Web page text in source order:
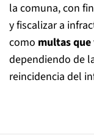
la comuna, con
y fiscalizar a
como multas que
dependiendo de
reincidencia del